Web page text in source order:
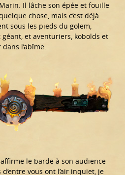
Il lâche son épée et fouille
chose, mais c’est déjà
sous les pieds du golem,
et aventuriers, kobolds et
l’abîme.
le barde à son audience
vous ont l’air inquiet, je